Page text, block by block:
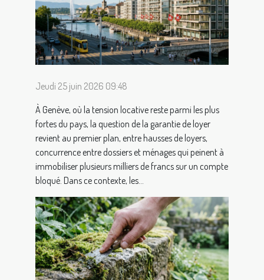
Jeudi 25 juin 2026 09:48
À Genève, où la tension locative reste parmi les plus
fortes du pays, la question de la garantie de loyer
revient au premier plan, entre hausses de loyers,
concurrence entre dossiers et ménages qui peinent à
immobiliser plusieurs milliers de francs sur un compte
bloqué. Dans ce contexte, les...